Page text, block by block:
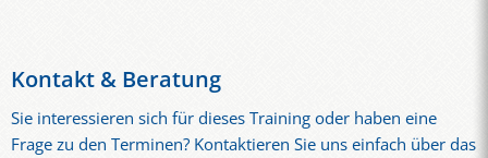
unverbindliches Beratungsgespräch ist der ideale erste Schritt.
Kontakt & Beratung
Sie interessieren sich für dieses Training oder haben eine
Frage zu den Terminen? Kontaktieren Sie uns einfach über das